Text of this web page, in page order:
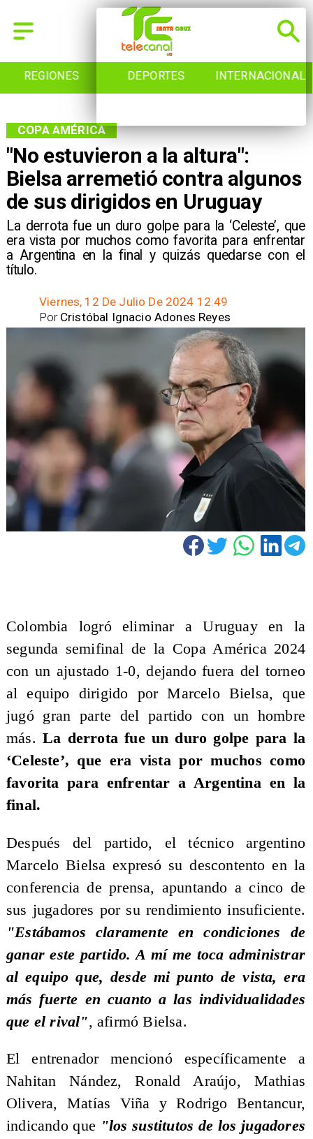
REGIONES DEPORTES INTERNACIONAL
"No estuvieron a la altura":
Bielsa arremetió contra algunos
de sus dirigidos en Uruguay
​La derrota fue un duro golpe para la ‘Celeste’, que
era vista por muchos como favorita para enfrentar
a Argentina en la final y quizás quedarse con el
título.
COPA AMÉRICA
Viernes, 12 De Julio De 2024 12:49
Cristóbal Ignacio Adones Reyes
Por
Colombia logró eliminar a Uruguay en la
segunda semifinal de la Copa América 2024
con un ajustado 1-0, dejando fuera del torneo
al equipo dirigido por Marcelo Bielsa, que
jugó gran parte del partido con un hombre
más. La derrota fue un duro golpe para la
‘Celeste’, que era vista por muchos como
favorita para enfrentar a Argentina en la
final.
Después del partido, el técnico argentino
Marcelo Bielsa expresó su descontento en la
conferencia de prensa, apuntando a cinco de
sus jugadores por su rendimiento insuficiente.
"Estábamos claramente en condiciones de
ganar este partido. A mí me toca administrar
al equipo que, desde mi punto de vista, era
más fuerte en cuanto a las individualidades
que el rival", afirmó Bielsa.
El entrenador mencionó específicamente a
Nahitan Nández, Ronald Araújo, Mathias
Olivera, Matías Viña y Rodrigo Bentancur,
indicando que "los sustitutos de los jugadores